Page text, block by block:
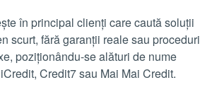
în principal clienți care caută soluții
scurt, fără garanții reale sau proceduri
poziționându-se alături de nume
Credit7 sau Mai Mai Credit.